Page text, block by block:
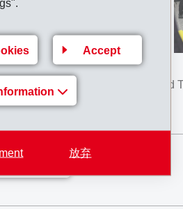
Accept
放弃
gleich zusammen mit den
2019, wird das
September 2019, 09.00 bis
sind unter der Rubrik
zu den Exponaten und